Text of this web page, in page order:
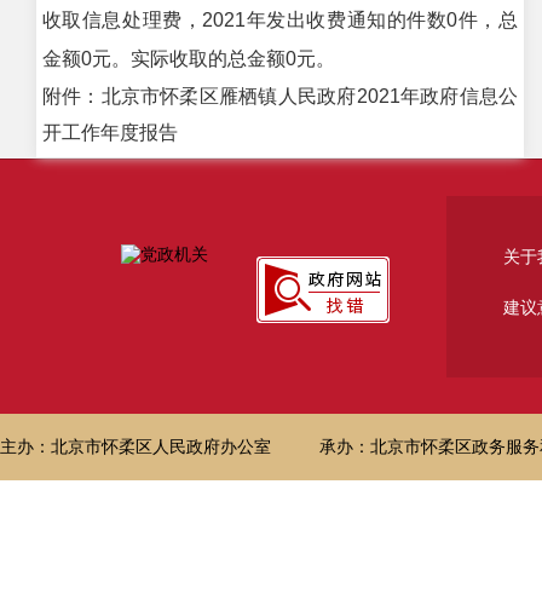
收取信息处理费，2021年发出收费通知的件数0件，总
金额0元。实际收取的总金额0元。
附件：北京市怀柔区雁栖镇人民政府2021年政府信息公
开工作年度报告
关于
建议
主办：北京市怀柔区人民政府办公室 承办：北京市怀柔区政务服